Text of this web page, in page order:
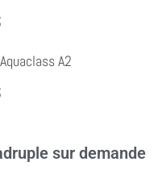
A2
sur demande